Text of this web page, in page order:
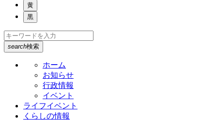
黄
黒
search検索
ホーム
お知らせ
行政情報
イベント
ライフイベント
くらしの情報